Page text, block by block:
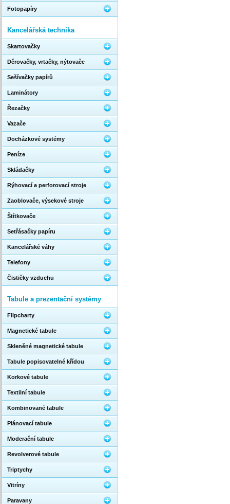
Fotopapíry
Kancelářská technika
Skartovačky
Děrovačky, vrtačky, nýtovače
Sešívačky papírů
Laminátory
Řezačky
Vazače
Docházkové systémy
Peníze
Skládačky
Rýhovací a perforovací stroje
Zaoblovače, výsekové stroje
Štítkovače
Setřásačky papíru
Kancelářské váhy
Telefony
Čističky vzduchu
Tabule a prezentační systémy
Flipcharty
Magnetické tabule
Skleněné magnetické tabule
Tabule popisovatelné křídou
Korkové tabule
Textilní tabule
Kombinované tabule
Plánovací tabule
Moderační tabule
Revolverové tabule
Triptychy
Vitríny
Paravany